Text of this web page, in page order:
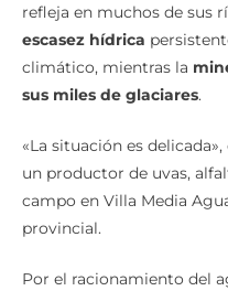
refleja en muchos de sus
escasez hídrica
climático, mientras la
sus miles de glaciares.
«La situación es
un productor de uvas,
campo en Villa Media
provincial.
Por el racionamiento del